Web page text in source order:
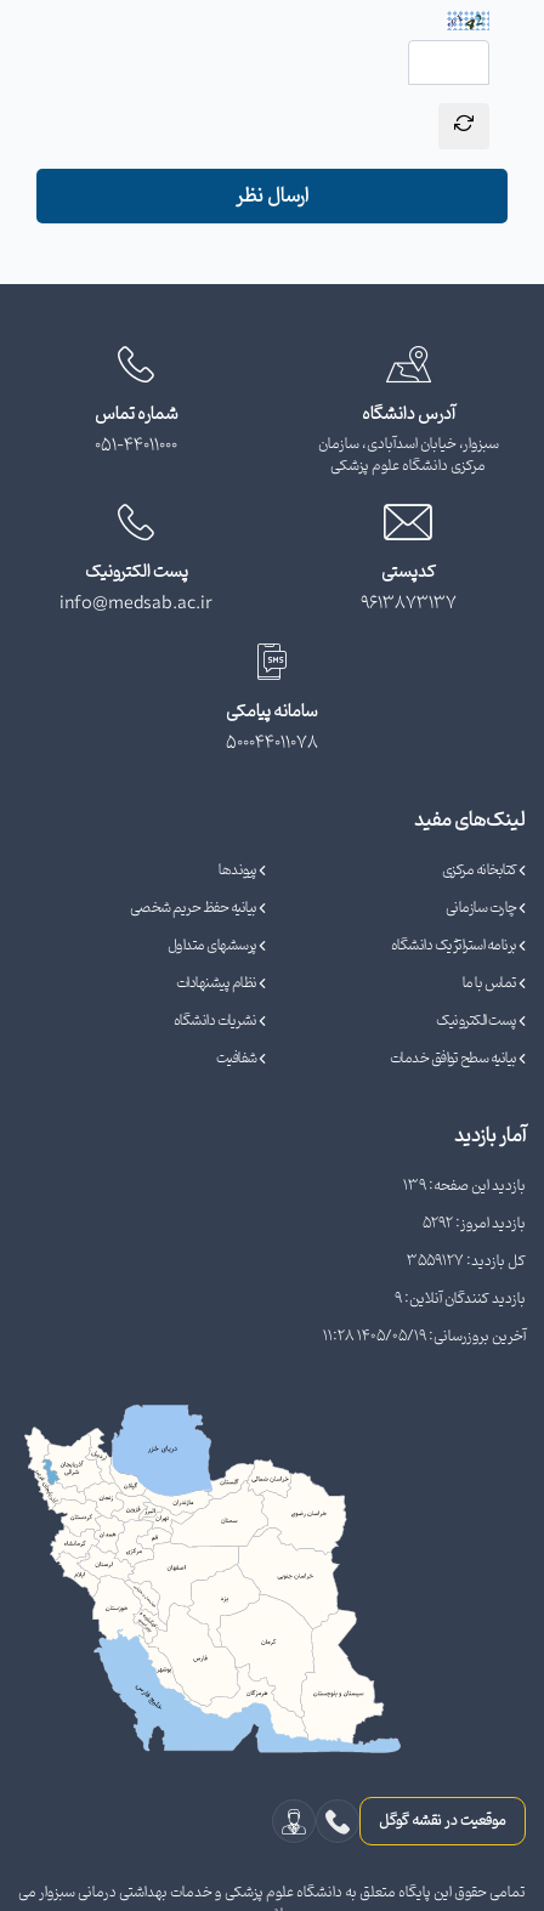
ارسال نظر
آدرس دانشگاه
سبزوار، خیابان اسدآبادی، سازمان
مرکزی دانشگاه علوم پزشکی
شماره تماس
051-44011000
کدپستی
9613873137
پست الکترونیک
info@medsab.ac.ir
سامانه پیامکی
500044011078
لینک‌های مفید
کتابخانه مرکزی
پیوندها
چارت سازمانی
بیانیه حفظ حریم شخصی
برنامه استراتژیک دانشگاه
پرسشهای متداول
تماس با ما
نظام پیشنهادات
پست الکترونیک
نشریات دانشگاه
بیانیه سطح توافق خدمات
شفافیت
آمار بازدید
بازدید این صفحه: 139
بازدید امروز: 5292
کل بازدید: 3559127
بازدید کنندگان آنلاین: 9
آخرین بروزرسانی: 1405/05/19 11:28
موقعیت در نقشه گوگل
تمامی حقوق این پایگاه متعلق به دانشگاه علوم پزشکی و خدمات بهداشتی درمانی سبزوار می